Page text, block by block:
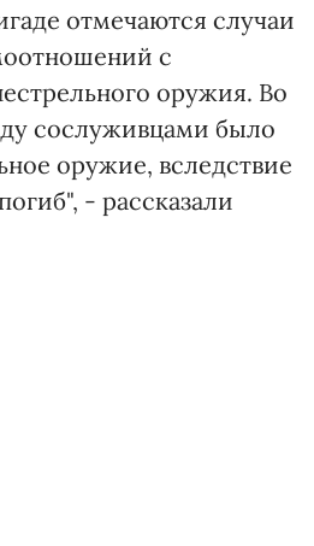
отмечаются случаи
с
оружия. Во
сослуживцами было
оружие, вследствие
- рассказали